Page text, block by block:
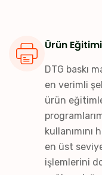
Ürün Eğitimi
DTG baskı
en verimli
ürün
kullanımını
en üst
işlemlerini